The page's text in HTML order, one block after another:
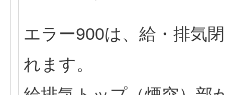
エラー900は、給・排気
れます。